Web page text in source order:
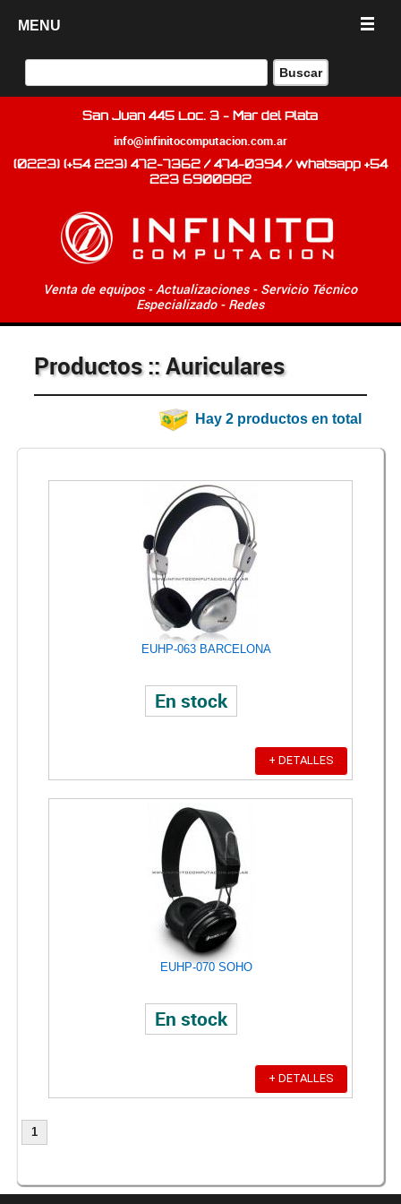
MENU
San Juan 445 Loc. 3 - Mar del Plata
info@infinitocomputacion.com.ar
(0223) (+54 223) 472-7362 / 474-0394 / whatsapp +54
223 6900882
Venta de equipos - Actualizaciones - Servicio Técnico
Especializado - Redes
Productos :: Auriculares
Hay 2 productos en total
EUHP-063 BARCELONA
En stock
+ DETALLES
EUHP-070 SOHO
En stock
+ DETALLES
1